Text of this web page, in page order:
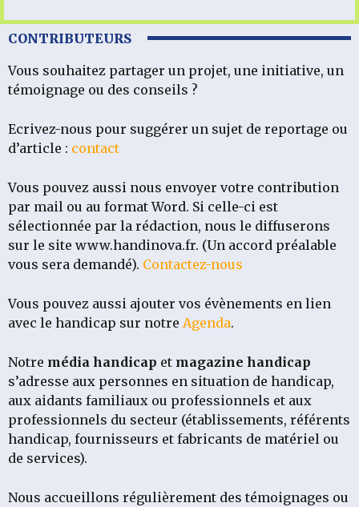
CONTRIBUTEURS
Vous souhaitez partager un projet, une initiative, un
témoignage ou des conseils ?
Ecrivez-nous pour suggérer un sujet de reportage ou
d’article : contact
Vous pouvez aussi nous envoyer votre contribution
par mail ou au format Word. Si celle-ci est
sélectionnée par la rédaction, nous le diffuserons
sur le site www.handinova.fr. (Un accord préalable
vous sera demandé). Contactez-nous
Vous pouvez aussi ajouter vos évènements en lien
avec le handicap sur notre Agenda.
Notre média handicap et magazine handicap
s’adresse aux personnes en situation de handicap,
aux aidants familiaux ou professionnels et aux
professionnels du secteur (établissements, référents
handicap, fournisseurs et fabricants de matériel ou
de services).
Nous accueillons régulièrement des témoignages ou